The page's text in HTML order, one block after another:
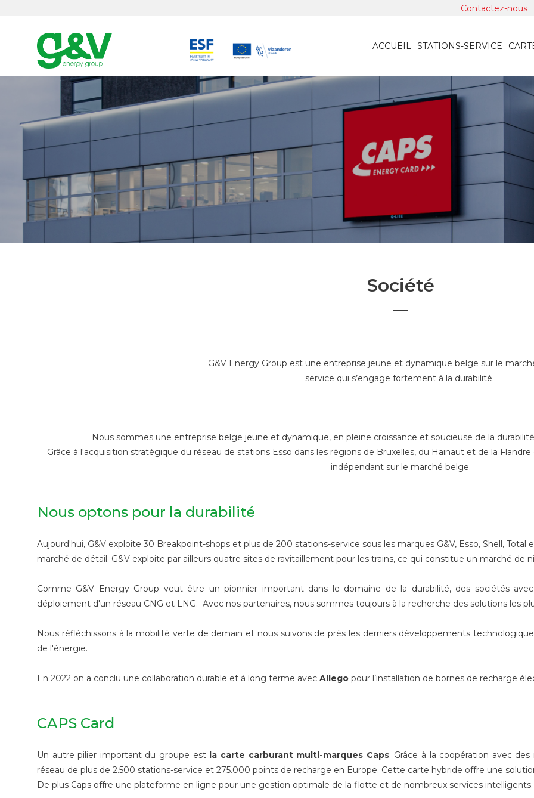
Contactez-nous
ACCUEIL STATIONS-SERVICE
Société
G&V Energy Group est une entreprise jeune et dynamique belge sur le
service qui s’engage fortement à la durabilité.
Nous sommes une entreprise belge jeune et dynamique, en pleine croissance et soucieuse de la
Grâce à l'acquisition stratégique du réseau de stations Esso dans les régions de Bruxelles, du Hainaut et de la
indépendant sur le marché belge.
Nous optons pour la durabilité
Aujourd'hui, G&V exploite 30 Breakpoint-shops et plus de 200 stations-service sous les marques G&V, Esso, Shell,
marché de détail. G&V exploite par ailleurs quatre sites de ravitaillement pour les trains, ce qui constitue un marché de
Comme G&V Energy Group veut être un pionnier important dans le domaine de la durabilité, des sociétés
déploiement d'un réseau CNG et LNG. Avec nos partenaires, nous sommes toujours à la recherche des solutions les
Nous réfléchissons à la mobilité verte de demain et nous suivons de près les derniers développements
de l'énergie.
En 2022 on a conclu une collaboration durable et à long terme avec Allego pour l’installation de bornes de recharge
CAPS Card
Un autre pilier important du groupe estla carte carburant multi-marques Caps. Grâce à la coopération avec
réseau de plus de 2.500 stations-service et 275.000 points de recharge en Europe. Cette carte hybride offre une
De plus Caps offre une plateforme en ligne pour une gestion optimale de la flotte et de nombreux services intelligents.